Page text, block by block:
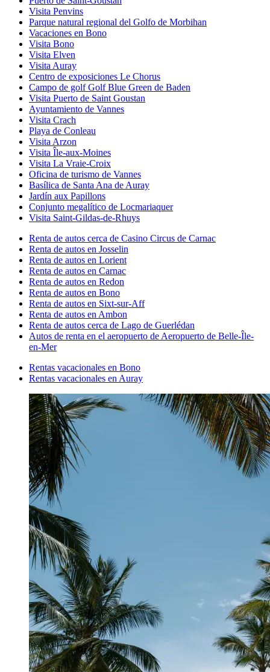
Visita Penvins
Parque natural regional del Golfo de Morbihan
Vacaciones en Bono
Visita Bono
Visita Elven
Visita Auray
Centro de exposiciones Le Chorus
Campo de golf Golf Blue Green de Baden
Visita Puerto de Saint Goustan
Ayuntamiento de Vannes
Visita Crach
Playa de Conleau
Visita Arzon
Visita Île-aux-Moines
Visita La Vraie-Croix
Oficina de turismo de Vannes
Basílica de Santa Ana de Auray
Jardín aux Papillons
Conjunto megalítico de Locmariaquer
Visita Saint-Gildas-de-Rhuys
Renta de autos cerca de Casino Circus de Carnac
Renta de autos en Josselin
Renta de autos en Lorient
Renta de autos en Carnac
Renta de autos en Redon
Renta de autos en Bono
Renta de autos en Sixt-sur-Aff
Renta de autos en Ambon
Renta de autos cerca de Lago de Guerlédan
Autos de renta en el aeropuerto de Aeropuerto de Belle-Île-
en-Mer
Rentas vacacionales en Bono
Rentas vacacionales en Auray